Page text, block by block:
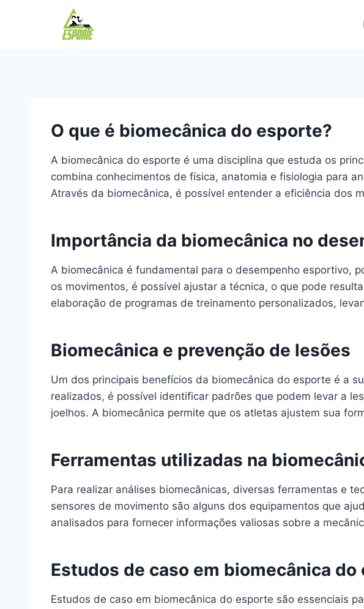
O que é biomecânica do esporte?
A biomecânica do esporte é uma disciplina que estuda os
combina conhecimentos de física, anatomia e fisiologia para
Através da biomecânica, é possível entender a eficiência dos
Importância da biomecânica no
A biomecânica é fundamental para o desempenho esportivo,
os movimentos, é possível ajustar a técnica, o que pode
elaboração de programas de treinamento personalizados,
Biomecânica e prevenção de lesões
Um dos principais benefícios da biomecânica do esporte é a
realizados, é possível identificar padrões que podem levar a
joelhos. A biomecânica permite que os atletas ajustem sua
Ferramentas utilizadas na
Para realizar análises biomecânicas, diversas ferramentas e
sensores de movimento são alguns dos equipamentos que
analisados para fornecer informações valiosas sobre a
Estudos de caso em biomecânica do
Estudos de caso em biomecânica do esporte são essenciais